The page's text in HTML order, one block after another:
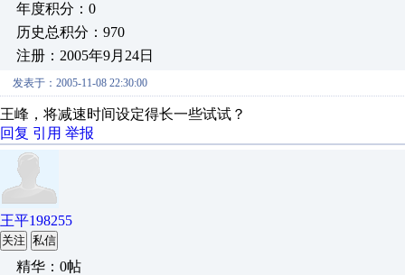
年度积分：0
历史总积分：970
注册：2005年9月24日
发表于：2005-11-08 22:30:00
王峰，将减速时间设定得长一些试试？
回复 引用 举报
王平198255
关注 私信
精华：0帖